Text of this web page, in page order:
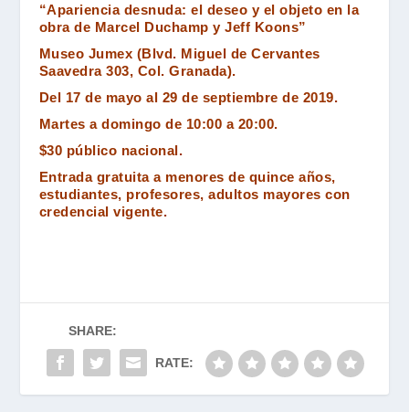
“Apariencia desnuda: el deseo y el objeto en la
obra de Marcel Duchamp y Jeff Koons”
Museo Jumex (Blvd. Miguel de Cervantes
Saavedra 303, Col. Granada).
Del 17 de mayo al 29 de septiembre de 2019.
Martes a domingo de 10:00 a 20:00.
$30 público nacional.
Entrada gratuita a menores de quince años,
estudiantes, profesores, adultos mayores con
credencial vigente.
SHARE:
RATE: